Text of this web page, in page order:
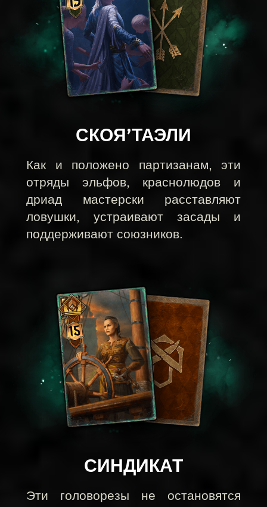
СКОЯ’ТАЭЛИ
Как и положено партизанам, эти
отряды эльфов, краснолюдов и
дриад мастерски расставляют
ловушки, устраивают засады и
поддерживают союзников.
СИНДИКАТ
Эти головорезы не остановятся